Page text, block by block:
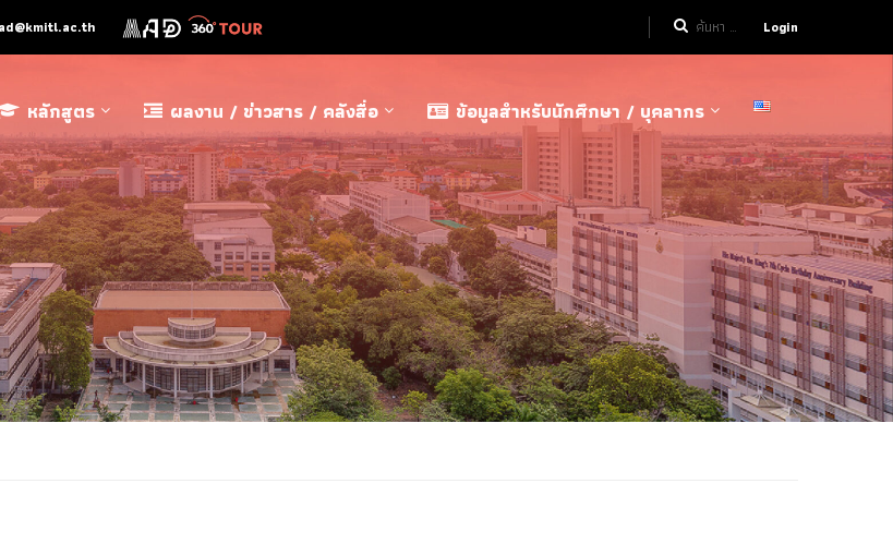
Login
หลักสูตร ผลงาน / ข่าวสาร / คลังสื่อ ข้อมูลสำหรับนักศึกษา / บุคลากร